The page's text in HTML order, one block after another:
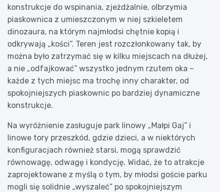
konstrukcje do wspinania, zjeżdżalnie, olbrzymia
piaskownica z umieszczonym w niej szkieletem
dinozaura, na którym najmłodsi chętnie kopią i
odkrywają „kości”. Teren jest rozczłonkowany tak, by
można było zatrzymać się w kilku miejscach na dłużej,
a nie „odfajkować” wszystko jednym rzutem oka –
każde z tych miejsc ma trochę inny charakter, od
spokojniejszych piaskownic po bardziej dynamiczne
konstrukcje.
Na wyróżnienie zasługuje park linowy „Małpi Gaj” i
linowe tory przeszkód, gdzie dzieci, a w niektórych
konfiguracjach również starsi, mogą sprawdzić
równowagę, odwagę i kondycję. Widać, że to atrakcje
zaprojektowane z myślą o tym, by młodsi goście parku
mogli się solidnie „wyszaleć” po spokojniejszym